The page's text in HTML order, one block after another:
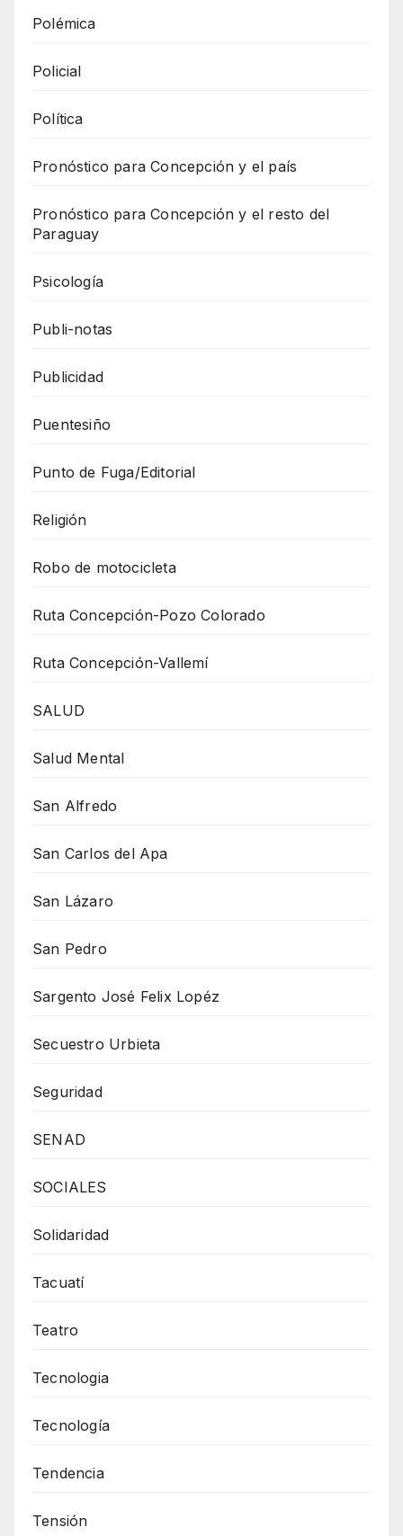
Polémica
Policial
Política
Pronóstico para Concepción y el país
Pronóstico para Concepción y el resto del
Paraguay
Psicología
Publi-notas
Publicidad
Puentesiño
Punto de Fuga/Editorial
Religión
Robo de motocicleta
Ruta Concepción-Pozo Colorado
Ruta Concepción-Vallemí
SALUD
Salud Mental
San Alfredo
San Carlos del Apa
San Lázaro
San Pedro
Sargento José Felix Lopéz
Secuestro Urbieta
Seguridad
SENAD
SOCIALES
Solidaridad
Tacuatí
Teatro
Tecnologia
Tecnología
Tendencia
Tensión